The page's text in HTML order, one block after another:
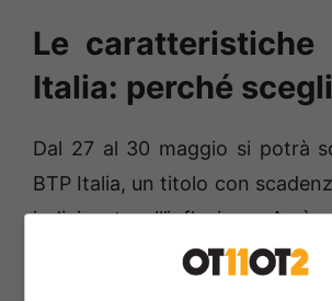
Le caratteristiche
Italia: perché
Dal 27 al 30 maggio si potrà
BTP Italia, un titolo con
indicizzato all’inflazione. Avrà
annuo legato al